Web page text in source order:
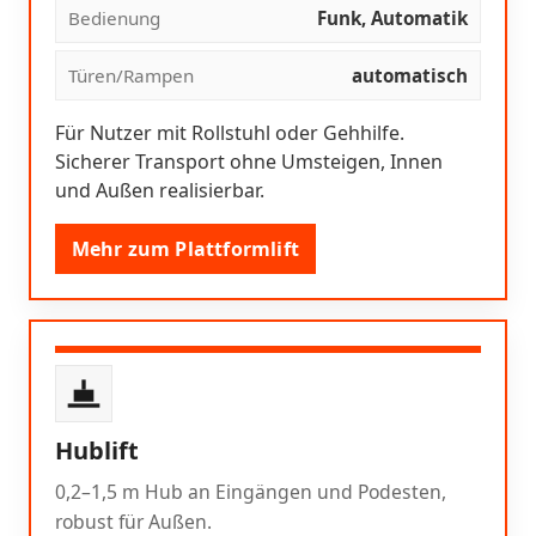
Bedienung Funk, Automatik
Türen/Rampen automatisch
Für Nutzer mit Rollstuhl oder Gehhilfe.
Sicherer Transport ohne Umsteigen, Innen
und Außen realisierbar.
Mehr zum Plattformlift
Hublift
0,2–1,5 m Hub an Eingängen und Podesten,
robust für Außen.